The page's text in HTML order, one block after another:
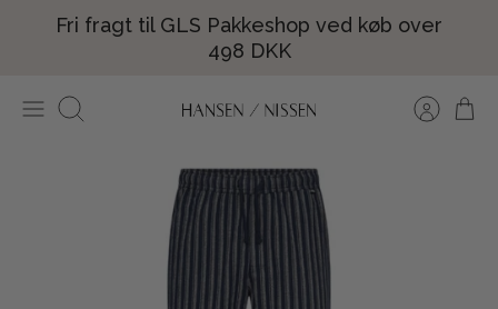
Fri fragt til GLS Pakkeshop ved køb over
498 DKK
Søg